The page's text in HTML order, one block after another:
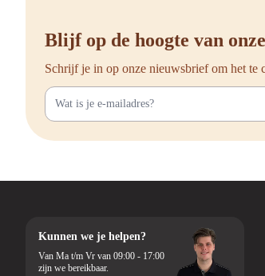
Bij
Blijf op de hoogte van
Schrijf je in op onze nieuwsbrief om het te
Kunnen we je helpen?
Van Ma t/m Vr van 09:00 - 17:00
zijn we bereikbaar.